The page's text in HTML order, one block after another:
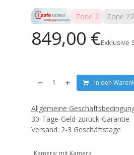
Zone 2 Zone 22
849,00 €Exklusive
In den
Allgemeine
30-Tage-Geld-zurück-Garantie
Versand: 2-3 Geschäftstage
Kamera: mit Kamera